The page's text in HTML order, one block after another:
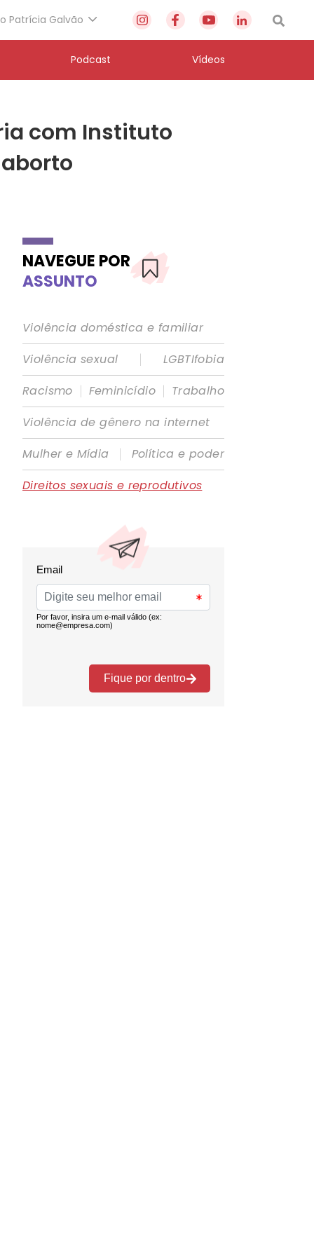
Patrícia Galvão
Podcast Vídeos
com Instituto
NAVEGUE POR
ASSUNTO
Violência doméstica e familiar
Violência sexual
|
LGBTIfobia
Racismo | Feminicídio | Trabalho
Violência de gênero na internet
Mulher e Mídia
|
Política e poder
Direitos sexuais e reprodutivos